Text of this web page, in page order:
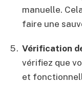
manuelle.
faire une
Vérification
vérifiez que
et